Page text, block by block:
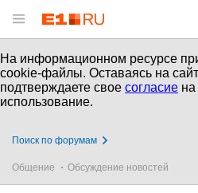
На информационном ресурсе
cookie-файлы. Оставаясь на
подтверждаете свое согласие на
использование.
Поиск по форумам
Общение Обсуждение новостей